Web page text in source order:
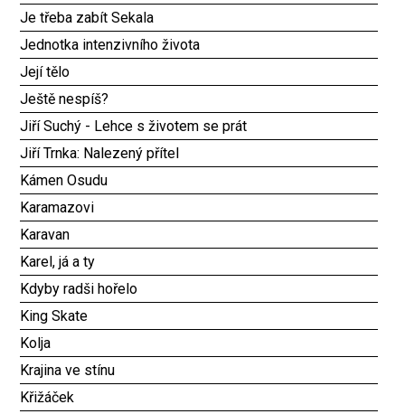
Je třeba zabít Sekala
Jednotka intenzivního života
Její tělo
Ještě nespíš?
Jiří Suchý - Lehce s životem se prát
Jiří Trnka: Nalezený přítel
Kámen Osudu
Karamazovi
Karavan
Karel, já a ty
Kdyby radši hořelo
King Skate
Kolja
Krajina ve stínu
Křižáček